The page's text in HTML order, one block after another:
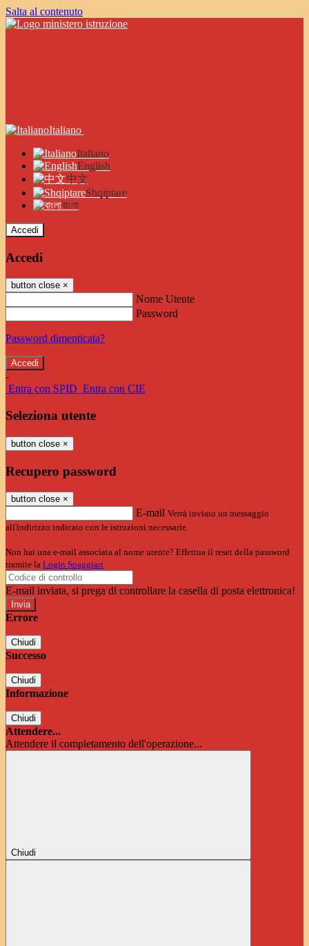
Salta al contenuto
Italiano
Italiano
English
中文
Shqiptare
বাংলা
Accedi
Accedi
button close ×
Nome Utente
Password
Password dimenticata?
-
Entra con SPID Entra con CIE
Seleziona utente
button close ×
Recupero password
button close ×
E-mail Verrà inviato un messaggio
all'indirizzo indicato con le istruzioni necessarie.
Non hai una e-mail associata al nome utente? Effettua il reset della password
tramite la Login Spaggiari
E-mail inviata, si prega di controllare la casella di posta elettronica!
Errore
Chiudi
Successo
Chiudi
Informazione
Chiudi
Attendere...
Attendere il completamento dell'operazione...
Chiudi